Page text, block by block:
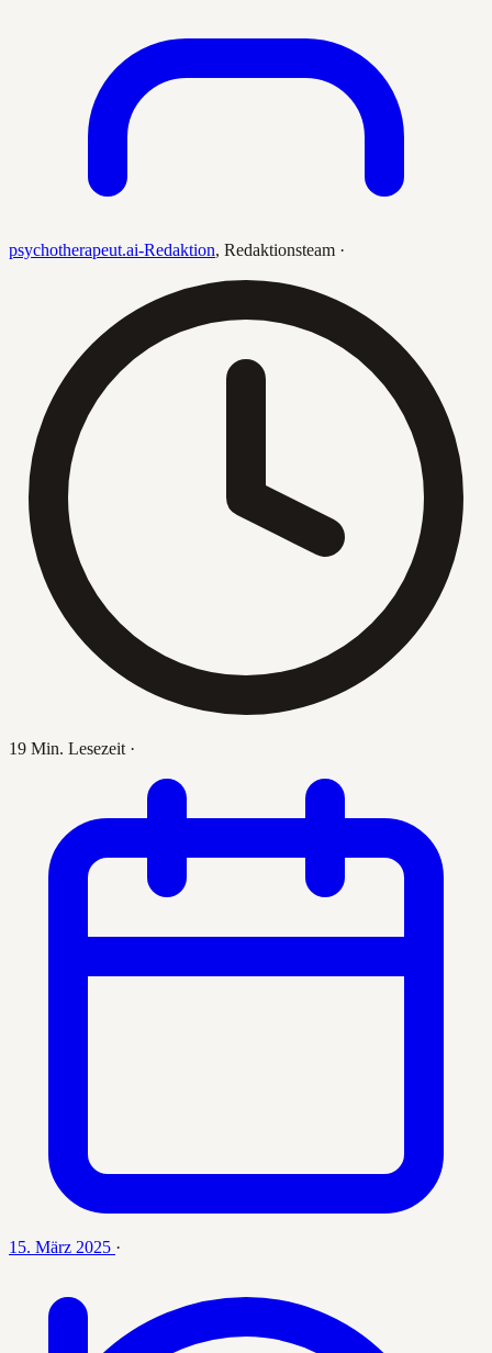
psychotherapeut.ai-Redaktion, Redaktionsteam ·
19 Min. Lesezeit ·
15. März 2025 ·